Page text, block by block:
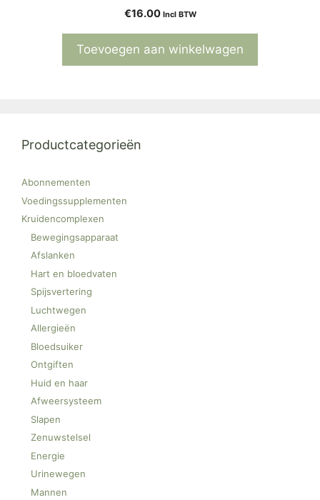
€16.00 Incl BTW
Toevoegen aan winkelwagen
Productcategorieën
Abonnementen
Voedingssupplementen
Kruidencomplexen
Bewegingsapparaat
Afslanken
Hart en bloedvaten
Spijsvertering
Luchtwegen
Allergieën
Bloedsuiker
Ontgiften
Huid en haar
Afweersysteem
Slapen
Zenuwstelsel
Energie
Urinewegen
Mannen